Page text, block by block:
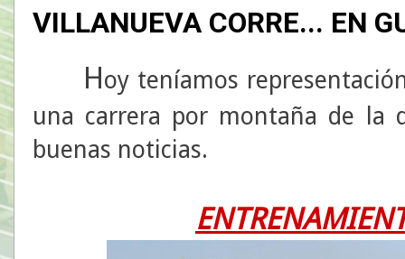
VILLANUEVA CORRE... EN
Hoy teníamos
una carrera por montaña de la
buenas noticias.